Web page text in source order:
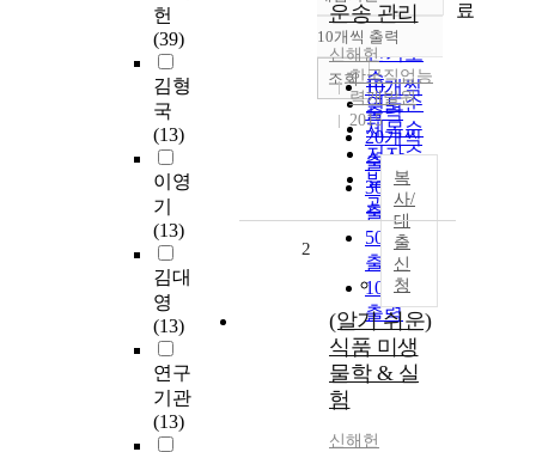
헌
(39)
김형
국
(13)
이영
기
(13)
김대
영
(13)
연구
기관
(13)
순
인기도
순
연도순
제목순
저자순
발행기
관순
내림차순
10개씩 출력
10개씩
출력
20개씩
출력
30개씩
출력
50개씩
출력
100개씩
출력
조회
운송 관리
신해헌
한국직업능
력개발원
2015
복
사/
대
출
신
청
2
(알기 쉬운)
식품 미생
물학 & 실
험
신해헌
료